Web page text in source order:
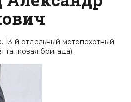
13-й отдельный мотопехотный
танковая бригада).